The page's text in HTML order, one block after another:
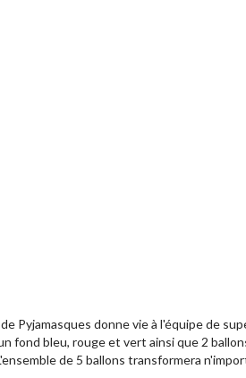
Pyjamasques donne vie à l'équipe de
fond bleu, rouge et vert ainsi que 2
de 5 ballons transformera